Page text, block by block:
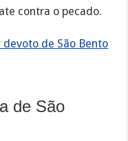
contra o pecado.
de São Bento
de São